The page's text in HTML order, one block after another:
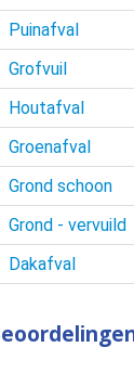
Puinafval
Grofvuil
Houtafval
Groenafval
Grond schoon
Grond - vervuild
Dakafval